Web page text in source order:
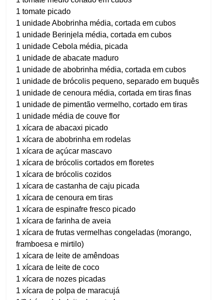
1 tomate picado
1 unidade Abobrinha média, cortada em cubos
1 unidade Berinjela média, cortada em cubos
1 unidade Cebola média, picada
1 unidade de abacate maduro
1 unidade de abobrinha média, cortada em cubos
1 unidade de brócolis pequeno, separado em buquês
1 unidade de cenoura média, cortada em tiras finas
1 unidade de pimentão vermelho, cortado em tiras
1 unidade média de couve flor
1 xícara de abacaxi picado
1 xícara de abobrinha em rodelas
1 xícara de açúcar mascavo
1 xícara de brócolis cortados em floretes
1 xícara de brócolis cozidos
1 xícara de castanha de caju picada
1 xícara de cenoura em tiras
1 xícara de espinafre fresco picado
1 xícara de farinha de aveia
1 xícara de frutas vermelhas congeladas (morango,
framboesa e mirtilo)
1 xícara de leite de amêndoas
1 xícara de leite de coco
1 xícara de nozes picadas
1 xícara de polpa de maracujá